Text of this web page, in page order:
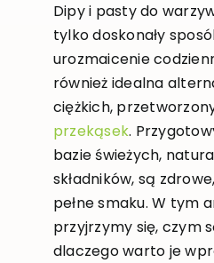
Dipy i pasty do
tylko doskonały
urozmaicenie
również idealna
ciężkich,
przekąsek.
bazie świeżych,
składników, są
pełne smaku. W tym
przyjrzymy się, czym
dlaczego warto je